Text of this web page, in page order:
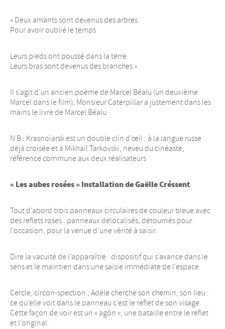
« Deux amants sont devenus des arbres
Pour avoir oublié le temps
Leurs pieds ont poussé dans la terre
Leurs bras sont devenus des branches »
Il s’agit d’un ancien poème de Marcel Béalu (un deuxième
Marcel dans le film), Monsieur Caterpillar a justement dans les
mains le livre de Marcel Béalu
N B : Krasnoïarsk est un double clin d’œil : à la langue russe
déjà croisée et à Mikhaïl Tarkovski, neveu du cinéaste,
référence commune aux deux réalisateurs
« Les aubes rosées » Installation de Gaëlle Créssent
Tout d’abord trois panneaux circulaires de couleur bleue avec
des reflets roses : panneaux délocalisés, détournés pour
l’occasion, pour la venue d’une vérité à saisir.
Dire la vacuité de l’apparaître : dispositif qui s’avance dans le
sens et le maintien dans une saisie immédiate de l’espace.
Cercle, circon-spection ; Adèle cherche son chemin, son lieu :
ce qu’elle voit dans le panneau c’est le reflet de son visage.
Cette façon de voir est un « agôn », une bataille entre le reflet
et l’original.